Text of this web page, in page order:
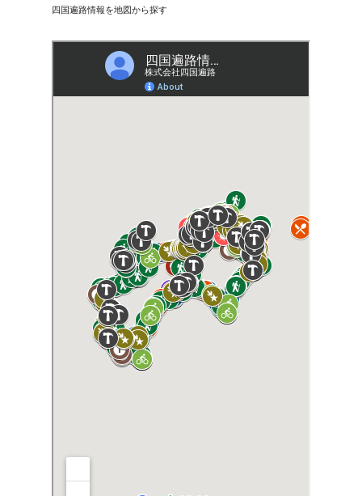
四国遍路情報を地図から探す